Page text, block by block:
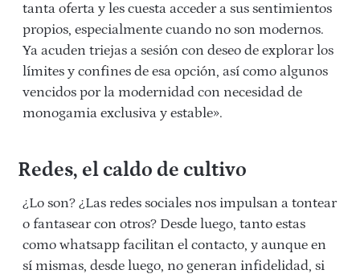
tanta oferta y les cuesta acceder a sus sentimientos
propios, especialmente cuando no son modernos.
Ya acuden triejas a sesión con deseo de explorar los
límites y confines de esa opción, así como algunos
vencidos por la modernidad con necesidad de
monogamia exclusiva y estable».
Redes, el caldo de cultivo
¿Lo son? ¿Las redes sociales nos impulsan a tontear
o fantasear con otros? Desde luego, tanto estas
como whatsapp facilitan el contacto, y aunque en
sí mismas, desde luego, no generan infidelidad, si